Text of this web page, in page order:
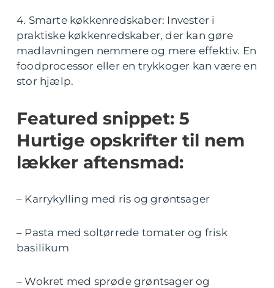
4. Smarte køkkenredskaber: Invester i
praktiske køkkenredskaber, der kan gøre
madlavningen nemmere og mere effektiv. En
foodprocessor eller en trykkoger kan være en
stor hjælp.
Featured snippet: 5
Hurtige opskrifter til nem
lækker aftensmad:
– Karrykylling med ris og grøntsager
– Pasta med soltørrede tomater og frisk
basilikum
– Wokret med sprøde grøntsager og